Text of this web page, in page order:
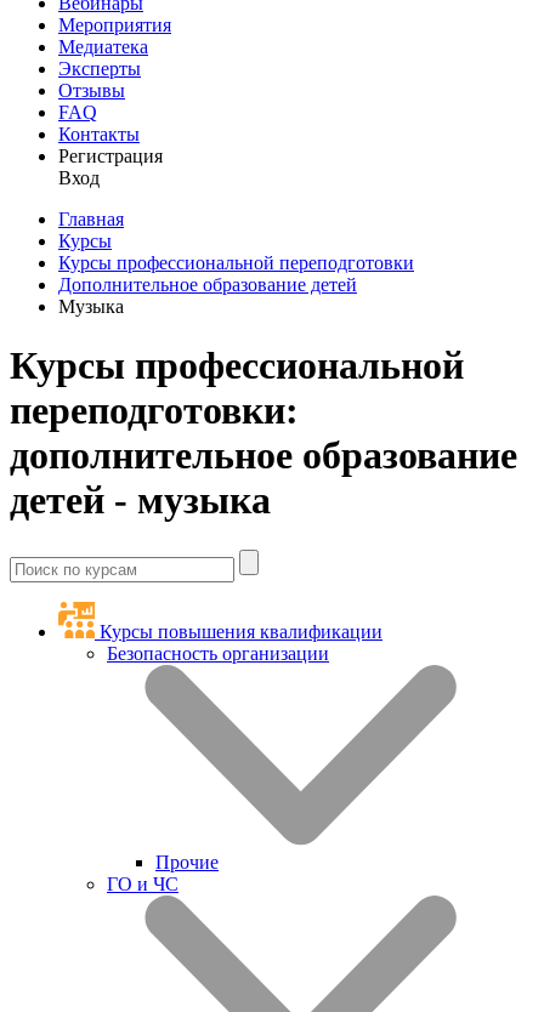
Мероприятия
Медиатека
Эксперты
Отзывы
FAQ
Контакты
Регистрация
Вход
Главная
Курсы
Курсы профессиональной переподготовки
Дополнительное образование детей
Музыка
Курсы профессиональной
переподготовки:
дополнительное образование
детей - музыка
Курсы повышения квалификации
Безопасность организации
Прочие
ГО и ЧС